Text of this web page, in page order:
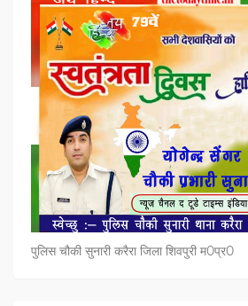
पुलिस चौकी सुनारी करैरा जिला शिवपुरी म0प्र0